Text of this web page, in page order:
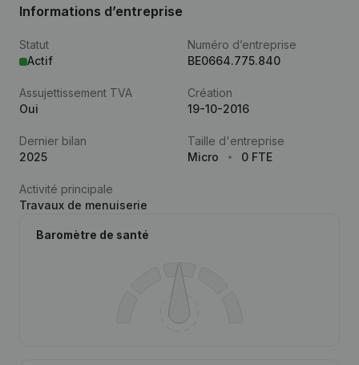
Informations d’entreprise
Statut
Actif
Numéro d’entreprise
BE0664.775.840
Assujettissement TVA
Oui
Création
19-10-2016
Dernier bilan
2025
Taille d'entreprise
Micro
0 FTE
Activité principale
Travaux de menuiserie
Baromètre de santé